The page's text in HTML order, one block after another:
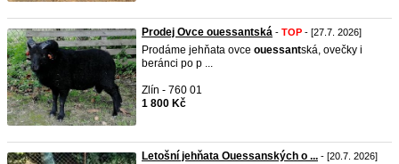
Prodej Ovce ouessantská - TOP - [27.7. 2026]
Prodáme jehňata ovce ouessantská, ovečky i
beránci po p ...
Zlín - 760 01
1 800 Kč
Letošní jehňata Ouessanských o ... - [20.7. 2026]